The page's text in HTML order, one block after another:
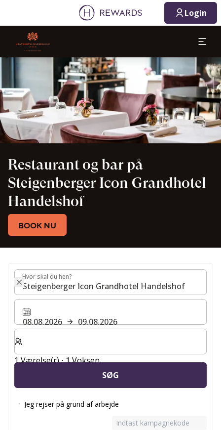
Login
Slide 1 af 1
Restaurant og bar på
Steigenberger Icon Grandhotel
Handelshof
BOOK NU
09.08.2026
1 Værelse(r) ⋅ 1 Voksen
Hvor skal du hen?
Hvor skal du hen?
08.08.2026
09.08.2026
Vælg antal værelser og gæster til dit ophold
1 Værelse(r) ⋅ 1 Voksen
SØG
Jeg rejser på grund af arbejde
Indtast kampagnekode